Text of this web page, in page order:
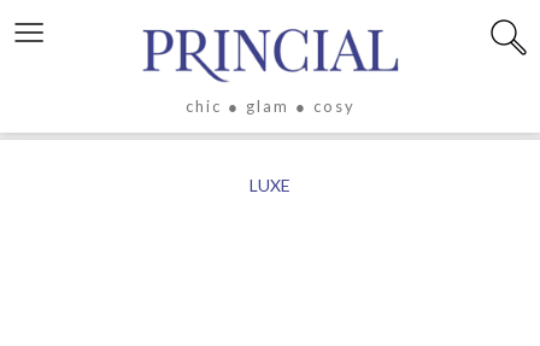
≡
chic ● glam ● cosy
LIFESTYLELUXE